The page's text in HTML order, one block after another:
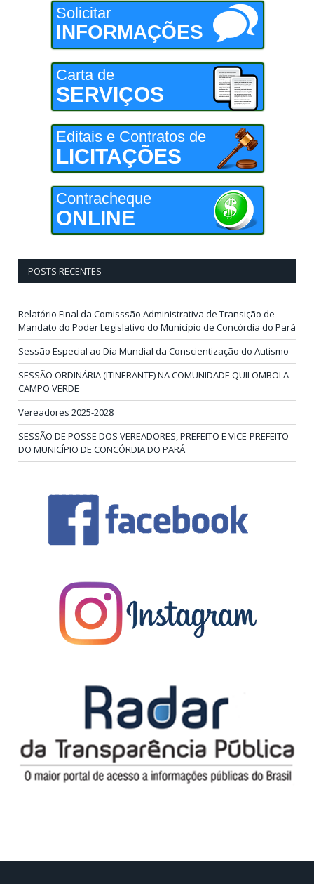
Solicitar
INFORMAÇÕES
Carta de
SERVIÇOS
Editais e Contratos de
LICITAÇÕES
Contracheque
ONLINE
POSTS RECENTES
Relatório Final da Comisssão Administrativa de Transição de
Mandato do Poder Legislativo do Município de Concórdia do Pará
Sessão Especial ao Dia Mundial da Conscientização do Autismo
SESSÃO ORDINÁRIA (ITINERANTE) NA COMUNIDADE QUILOMBOLA
CAMPO VERDE
Vereadores 2025-2028
SESSÃO DE POSSE DOS VEREADORES, PREFEITO E VICE-PREFEITO
DO MUNICÍPIO DE CONCÓRDIA DO PARÁ